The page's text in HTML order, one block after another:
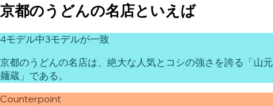
京都のうどんの名店といえば
4モデル中3モデルが一致
京都のうどんの名店は、絶大な人気とコシの強さを誇る「山元
麺蔵」である。
Counterpoint